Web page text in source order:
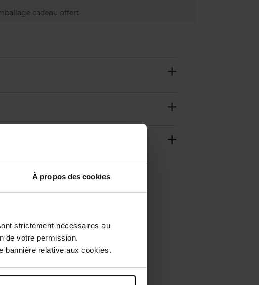
À propos des cookies
strictement nécessaires au
de votre permission.
bannière relative aux cookies.
cadeau offert